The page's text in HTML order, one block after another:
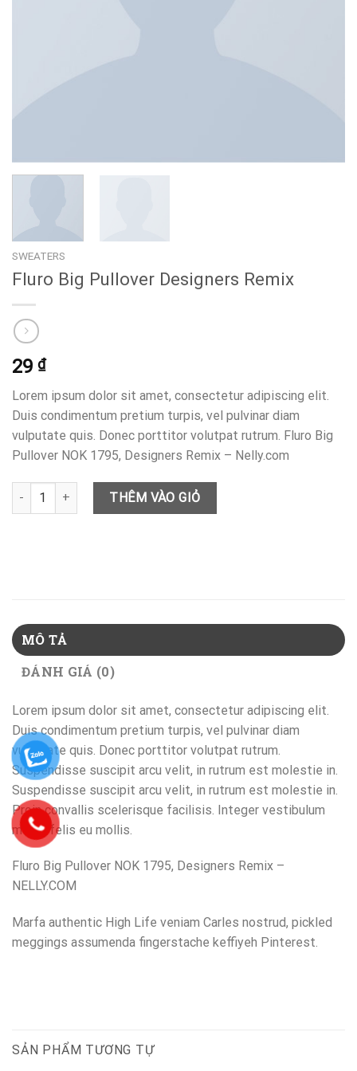
SWEATERS
Fluro Big Pullover Designers Remix
29 ₫
Lorem ipsum dolor sit amet, consectetur adipiscing elit.
Duis condimentum pretium turpis, vel pulvinar diam
vulputate quis. Donec porttitor volutpat rutrum. Fluro Big
Pullover NOK 1795, Designers Remix – Nelly.com
Fluro Big Pullover Designers Remix số lượng
THÊM VÀO GIỎ
MÔ TẢ
ĐÁNH GIÁ (0)
Lorem ipsum dolor sit amet, consectetur adipiscing elit.
Duis condimentum pretium turpis, vel pulvinar diam
vulputate quis. Donec porttitor volutpat rutrum.
Suspendisse suscipit arcu velit, in rutrum est molestie in.
Suspendisse suscipit arcu velit, in rutrum est molestie in.
Proin convallis scelerisque facilisis. Integer vestibulum
mollis felis eu mollis.
Fluro Big Pullover NOK 1795, Designers Remix –
NELLY.COM
Marfa authentic High Life veniam Carles nostrud, pickled
meggings assumenda fingerstache keffiyeh Pinterest.
SẢN PHẨM TƯƠNG TỰ